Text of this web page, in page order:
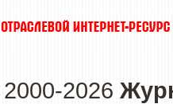
2000-2026